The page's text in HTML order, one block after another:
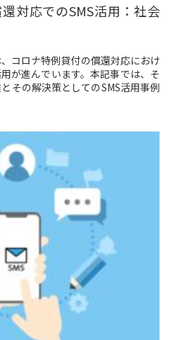
対応でのSMS活用：社会
コロナ特例貸付の償還対応におけ
が進んでいます。本記事では、そ
その解決策としてのSMS活用事例